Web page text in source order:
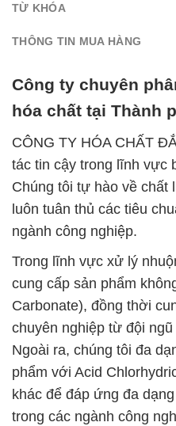
TỪ KHÓA
THÔNG TIN MUA HÀNG
Công ty chuyên
hóa chất tại Thành
CÔNG TY HÓA CHẤT
tác tin cậy trong lĩnh vực
Chúng tôi tự hào về chất
luôn tuân thủ các tiêu
ngành công nghiệp.
Trong lĩnh vực xử lý
cung cấp sản phẩm
Carbonate), đồng thời
chuyên nghiệp từ đội
Ngoài ra, chúng tôi đa
phẩm với Acid
khác để đáp ứng đa
trong các ngành công